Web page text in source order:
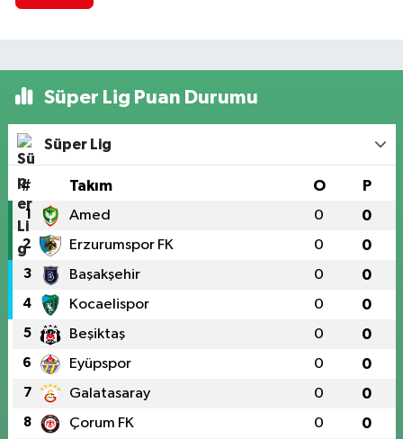
Süper Lig Puan Durumu
Süper Lig
# Takım O P
1 Amed 0 0
2 Erzurumspor FK 0 0
3 Başakşehir 0 0
4 Kocaelispor 0 0
5 Beşiktaş 0 0
6 Eyüpspor 0 0
7 Galatasaray 0 0
8 Çorum FK 0 0